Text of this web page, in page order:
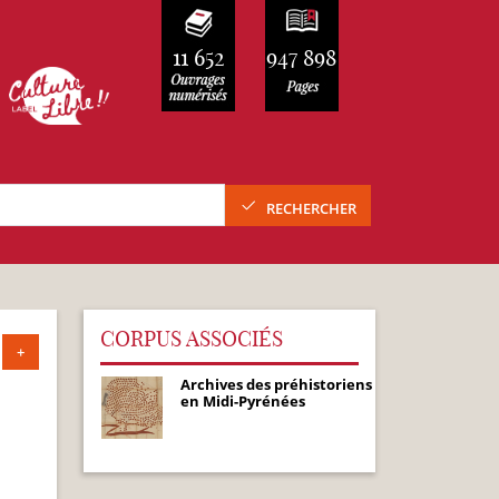
11 652 947 898
RECHERCHER
+
CORPUS ASSOCIÉS
Archives des préhistoriens
en Midi-Pyrénées